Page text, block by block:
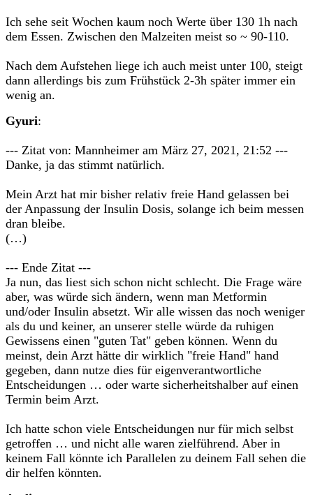
Ich sehe seit Wochen kaum noch Werte über 130 1h nach
dem Essen. Zwischen den Malzeiten meist so ~ 90-110.
Nach dem Aufstehen liege ich auch meist unter 100, steigt
dann allerdings bis zum Frühstück 2-3h später immer ein
wenig an.
Gyuri:
--- Zitat von: Mannheimer am März 27, 2021, 21:52 ---
Danke, ja das stimmt natürlich.
Mein Arzt hat mir bisher relativ freie Hand gelassen bei
der Anpassung der Insulin Dosis, solange ich beim messen
dran bleibe.
(…)
--- Ende Zitat ---
Ja nun, das liest sich schon nicht schlecht. Die Frage wäre
aber, was würde sich ändern, wenn man Metformin
und/oder Insulin absetzt. Wir alle wissen das noch weniger
als du und keiner, an unserer stelle würde da ruhigen
Gewissens einen "guten Tat" geben können. Wenn du
meinst, dein Arzt hätte dir wirklich "freie Hand" hand
gegeben, dann nutze dies für eigenverantwortliche
Entscheidungen … oder warte sicherheitshalber auf einen
Termin beim Arzt.
Ich hatte schon viele Entscheidungen nur für mich selbst
getroffen … und nicht alle waren zielführend. Aber in
keinem Fall könnte ich Parallelen zu deinem Fall sehen die
dir helfen könnten.